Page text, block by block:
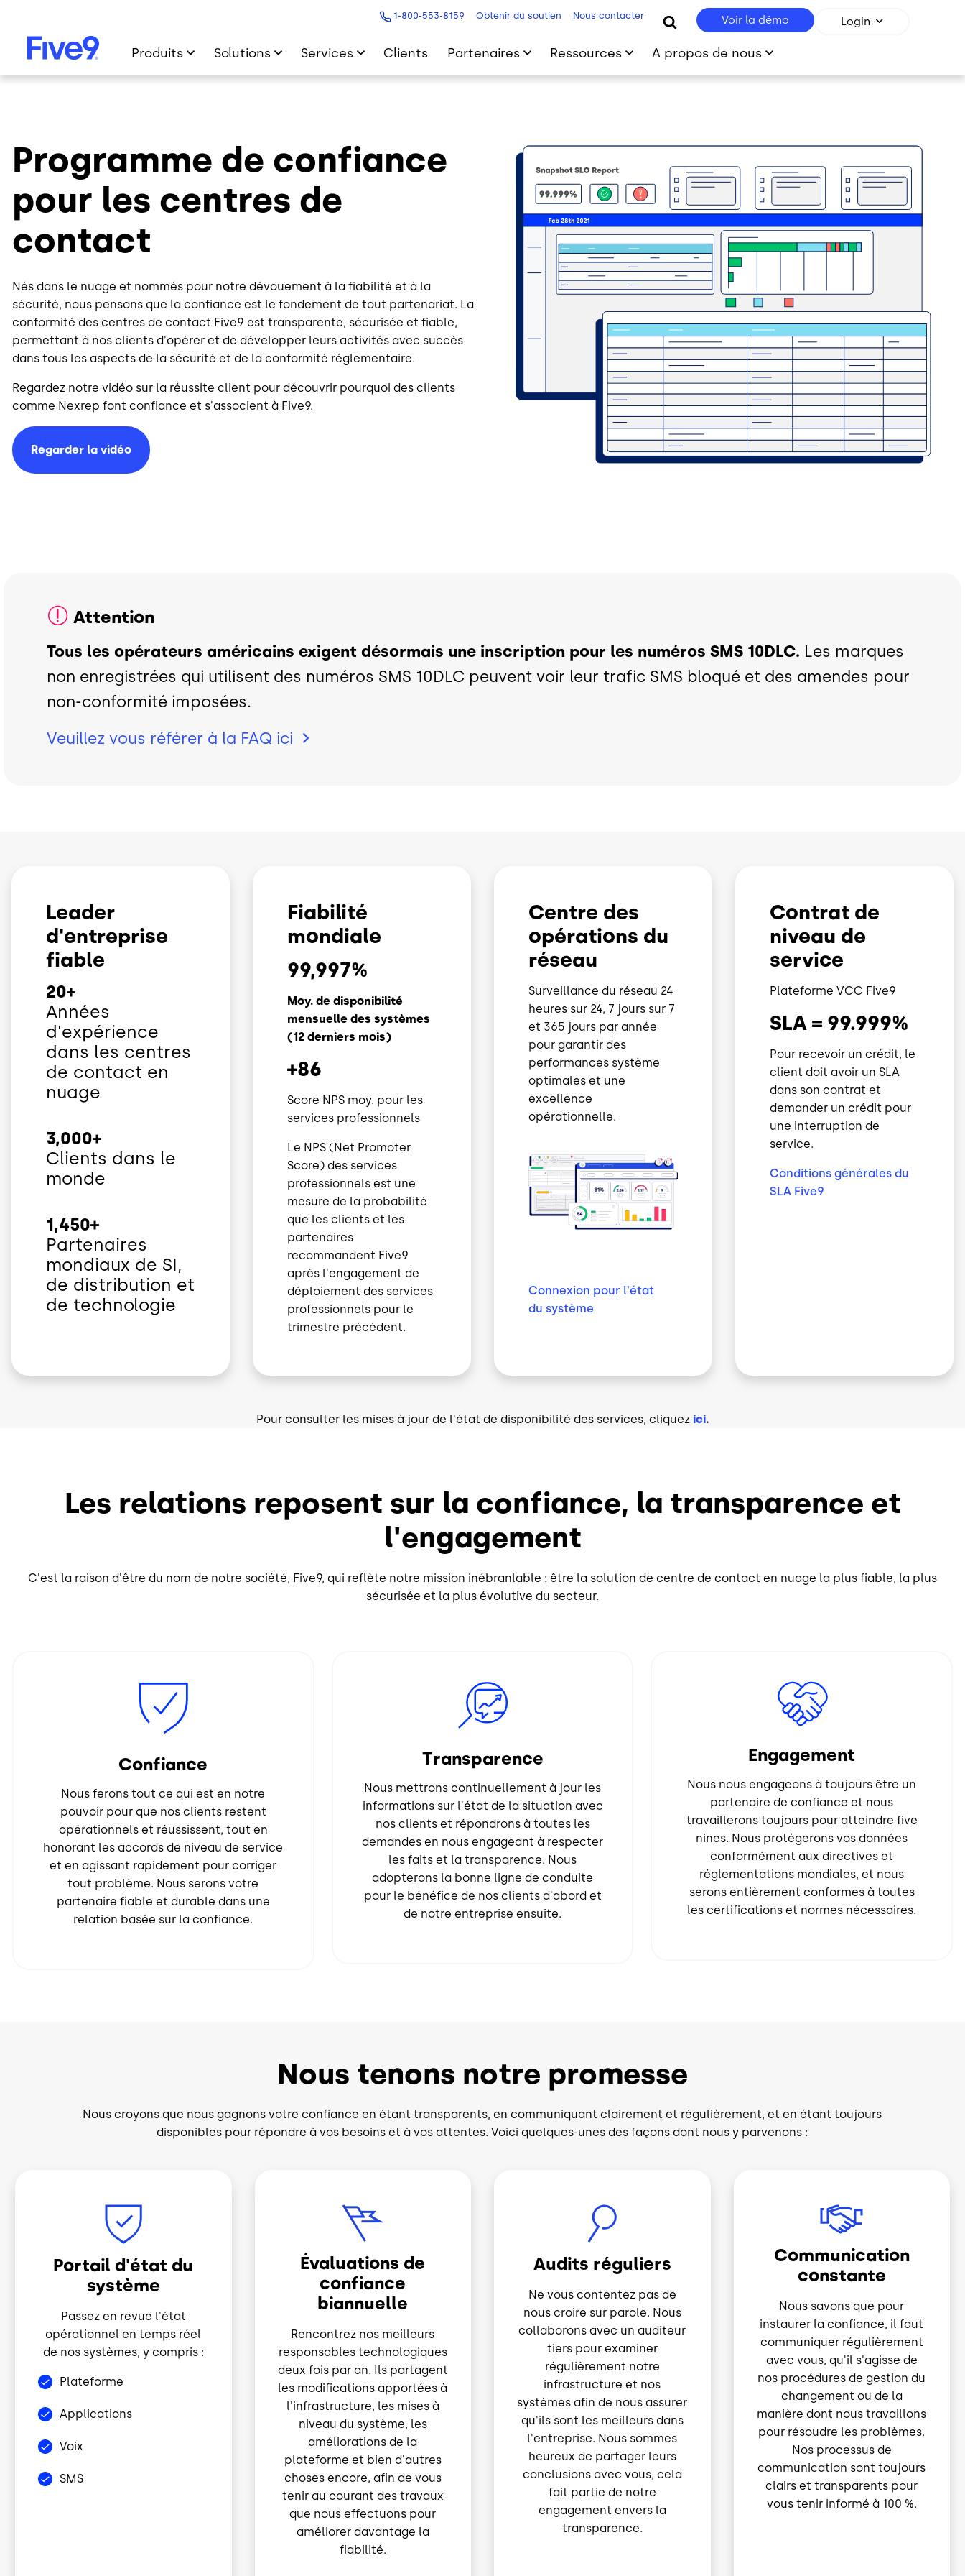
1-800-553-8159 Obtenir du soutien Nous contacter Voir la démo Login
Produits Solutions Services Clients Partenaires Ressources A propos de nous
Programme de confiance
pour les centres de
contact
Nés dans le nuage et nommés pour notre dévouement à la fiabilité et à la
sécurité, nous pensons que la confiance est le fondement de tout partenariat. La
conformité des centres de contact Five9 est transparente, sécurisée et fiable,
permettant à nos clients d'opérer et de développer leurs activités avec succès
dans tous les aspects de la sécurité et de la conformité réglementaire.
Regardez notre vidéo sur la réussite client pour découvrir pourquoi des clients
comme Nexrep font confiance et s'associent à Five9.
Regarder la vidéo
Attention
Tous les opérateurs américains exigent désormais une inscription pour les numéros SMS 10DLC. Les marques
non enregistrées qui utilisent des numéros SMS 10DLC peuvent voir leur trafic SMS bloqué et des amendes pour
non-conformité imposées.
Veuillez vous référer à la FAQ ici
Leader
d'entreprise
fiable
20+
Années
d'expérience
dans les centres
de contact en
nuage
3,000+
Clients dans le
monde
1,450+
Partenaires
mondiaux de SI,
de distribution et
de technologie
Fiabilité
mondiale
99,997%
Moy. de disponibilité
mensuelle des systèmes
(12 derniers mois)
+86
Score NPS moy. pour les
services professionnels
Le NPS (Net Promoter
Score) des services
professionnels est une
mesure de la probabilité
que les clients et les
partenaires
recommandent Five9
après l'engagement de
déploiement des services
professionnels pour le
trimestre précédent.
Centre des
opérations du
réseau
Surveillance du réseau 24
heures sur 24, 7 jours sur 7
et 365 jours par année
pour garantir des
performances système
optimales et une
excellence
opérationnelle.
Connexion pour l'état
du système
Contrat de
niveau de
service
Plateforme VCC Five9
SLA = 99.999%
Pour recevoir un crédit, le
client doit avoir un SLA
dans son contrat et
demander un crédit pour
une interruption de
service.
Conditions générales du
SLA Five9
Pour consulter les mises à jour de l'état de disponibilité des services, cliquez ici.
Les relations reposent sur la confiance, la transparence et
l'engagement
C'est la raison d'être du nom de notre société, Five9, qui reflète notre mission inébranlable : être la solution de centre de contact en nuage la plus fiable, la plus
sécurisée et la plus évolutive du secteur.
Confiance
Nous ferons tout ce qui est en notre
pouvoir pour que nos clients restent
opérationnels et réussissent, tout en
honorant les accords de niveau de service
et en agissant rapidement pour corriger
tout problème. Nous serons votre
partenaire fiable et durable dans une
relation basée sur la confiance.
Image
Transparence
Nous mettrons continuellement à jour les
informations sur l'état de la situation avec
nos clients et répondrons à toutes les
demandes en nous engageant à respecter
les faits et la transparence. Nous
adopterons la bonne ligne de conduite
pour le bénéfice de nos clients d'abord et
de notre entreprise ensuite.
Image
Engagement
Nous nous engageons à toujours être un
partenaire de confiance et nous
travaillerons toujours pour atteindre five
nines. Nous protégerons vos données
conformément aux directives et
réglementations mondiales, et nous
serons entièrement conformes à toutes
les certifications et normes nécessaires.
Image
Nous tenons notre promesse
Nous croyons que nous gagnons votre confiance en étant transparents, en communiquant clairement et régulièrement, et en étant toujours
disponibles pour répondre à vos besoins et à vos attentes. Voici quelques-unes des façons dont nous y parvenons :
Portail d'état du
système
Passez en revue l'état
opérationnel en temps réel
de nos systèmes, y compris :
Plateforme
Applications
Voix
SMS
Évaluations de
confiance
biannuelle
Rencontrez nos meilleurs
responsables technologiques
deux fois par an. Ils partagent
les modifications apportées à
l'infrastructure, les mises à
niveau du système, les
améliorations de la
plateforme et bien d'autres
choses encore, afin de vous
tenir au courant des travaux
que nous effectuons pour
améliorer davantage la
fiabilité.
Audits réguliers
Ne vous contentez pas de
nous croire sur parole. Nous
collaborons avec un auditeur
tiers pour examiner
régulièrement notre
infrastructure et nos
systèmes afin de nous assurer
qu'ils sont les meilleurs dans
l'entreprise. Nous sommes
heureux de partager leurs
conclusions avec vous, cela
fait partie de notre
engagement envers la
transparence.
Communication
constante
Nous savons que pour
instaurer la confiance, il faut
communiquer régulièrement
avec vous, qu'il s'agisse de
nos procédures de gestion du
changement ou de la
manière dont nous travaillons
pour résoudre les problèmes.
Nos processus de
communication sont toujours
clairs et transparents pour
vous tenir informé à 100 %.